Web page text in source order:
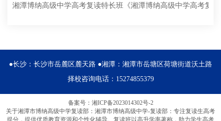
湘潭博纳高级中学高考复读特长班《湘潭博纳高级中学高考复
●长沙：长沙市岳麓区麓天路 ●湘潭：湘潭市岳塘区荷塘街道沃土路
择校咨询电话： 15274855379
备案号：湘ICP备2023014302号-2
关于湘潭市博纳高级中学复读部： 湘潭市博纳高级中学-复读部：专注复读生高考
提分，提供优质教育资源和个性化辅导。复读班以高升学率著称，助力学生高考